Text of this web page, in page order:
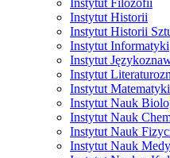
Instytut Filozofii
Instytut Historii
Instytut Historii
Instytut Informatyki
Instytut
Instytut
Instytut Matematyki
Instytut Nauk
Instytut Nauk
Instytut Nauk
Instytut Nauk